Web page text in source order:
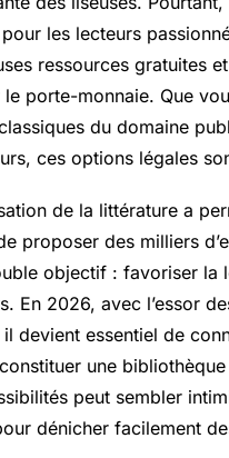
les lecteurs
ressources gratuites
porte-monnaie. Que
du domaine
ces options légales
de la littérature a
proposer des milliers
objectif : favoriser la
En 2026, avec l’essor
devient essentiel de
une
peut sembler
dénicher facilement